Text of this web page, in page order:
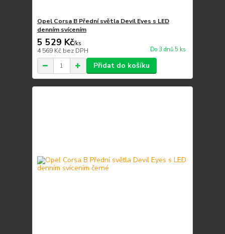
Opel Corsa B Přední světla Devil Eyes s LED
denním svícením
5 529 Kč/ks
4 569 Kč bez DPH Do 3 dnů 5 ks
Přidat do košíku